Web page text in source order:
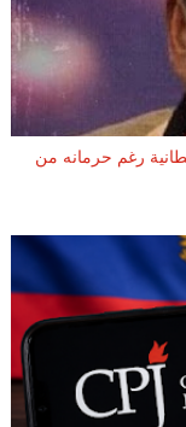
رغم حرمانه من